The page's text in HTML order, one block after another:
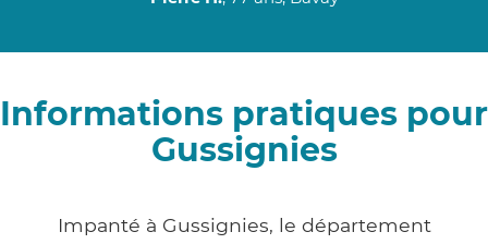
Informations pratiques pour
Gussignies
Impanté à Gussignies, le département